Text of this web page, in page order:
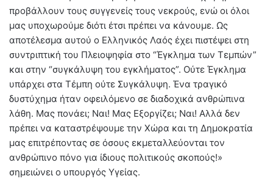
προβάλλουν τους συγγενείς τους νεκρούς, ενώ οι όλοι
μας υποχωρούμε διότι έτσι πρέπει να κάνουμε. Ως
αποτέλεσμα αυτού ο Ελληνικός Λαός έχει πιστέψει στη
συντριπτική του Πλειοψηφία στο “Έγκλημα των Τεμπών”
και στην “συγκάλυψη του εγκλήματος”. Ούτε Έγκλημα
υπάρχει στα Τέμπη ούτε Συγκάλυψη. Ένα τραγικό
δυστύχημα ήταν οφειλόμενο σε διαδοχικά ανθρώπινα
λάθη. Μας πονάει; Ναι! Μας Εξοργίζει; Ναι! Αλλά δεν
πρέπει να καταστρέψουμε την Χώρα και τη Δημοκρατία
μας επιτρέποντας σε όσους εκμεταλλεύονται τον
ανθρώπινο πόνο για ίδιους πολιτικούς σκοπούς!»
σημειώνει ο υπουργός Υγείας.